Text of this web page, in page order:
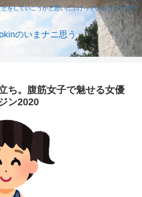
をしていこうかと思いにふけっているところです
のいまナニ思う
ち。腹筋女子で魅せる女優
ン2020